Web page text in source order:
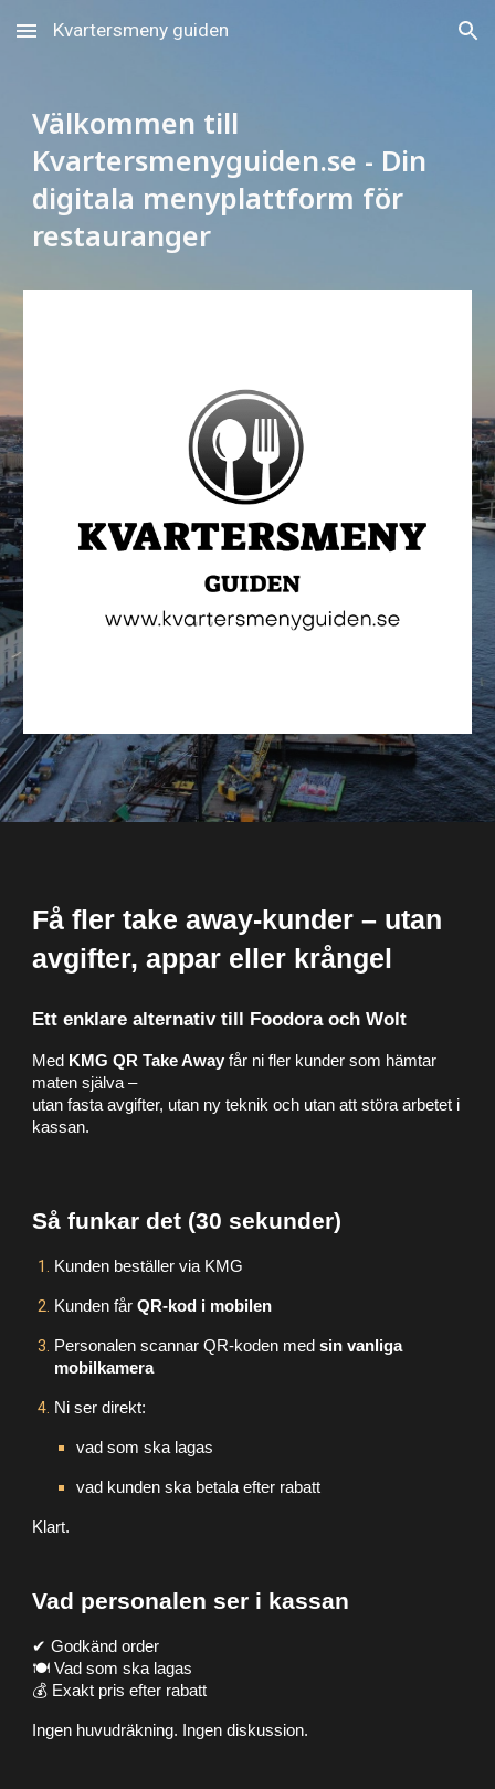
Skip to main content Skip to navigation
Kvartersmeny guiden
Välkommen till
Kvartersmenyguiden.se - Din
digitala menyplattform för
restauranger
Få fler take away-kunder – utan
avgifter, appar eller krångel
Ett enklare alternativ till Foodora och Wolt
Med KMG QR Take Away får ni fler kunder som hämtar
maten själva –
utan fasta avgifter, utan ny teknik och utan att störa arbetet i
kassan.
Så funkar det (30 sekunder)
Kunden beställer via KMG
Kunden fårQR-kod i mobilen
Personalen scannar QR-koden medsin vanliga
mobilkamera
Ni ser direkt:
vad som ska lagas
vad kunden ska betala efter rabatt
Klart.
Vad personalen ser i kassan
✔ Godkänd order
🍽 Vad som ska lagas
💰 Exakt pris efter rabatt
Ingen huvudräkning. Ingen diskussion.